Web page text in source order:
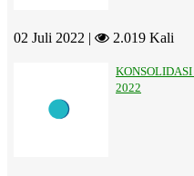
02 Juli 2022 | 2.019 Kali
2022